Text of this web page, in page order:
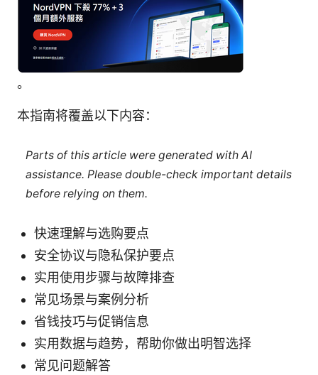
。
本指南将覆盖以下内容：
Parts of this article were generated with AI
assistance. Please double-check important details
before relying on them.
快速理解与选购要点
安全协议与隐私保护要点
实用使用步骤与故障排查
常见场景与案例分析
省钱技巧与促销信息
实用数据与趋势，帮助你做出明智选择
常见问题解答